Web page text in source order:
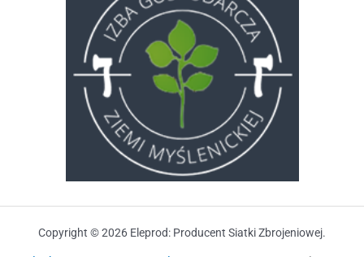
Copyright © 2026 Eleprod: Producent Siatki Zbrojeniowej.